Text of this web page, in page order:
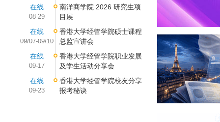
在线
08-29
南洋商学院 2026 研究生项
目展
在线
09/07-09/10
香港大学经管学院硕士课程
总监宣讲会
在线
09-17
香港大学经管学院职业发展
及学生活动分享会
在线
09-23
香港大学经管学院校友分享
报考秘诀